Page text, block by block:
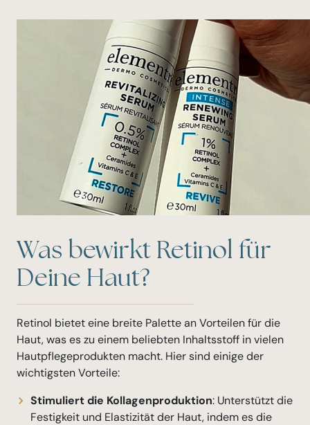
Was bewirkt Retinol für
Deine Haut?
Retinol bietet eine breite Palette an Vorteilen für die
Haut, was es zu einem beliebten Inhaltsstoff in vielen
Hautpflegeprodukten macht. Hier sind einige der
wichtigsten Vorteile:
Stimuliert die Kollagenproduktion: Unterstützt die
Festigkeit und Elastizität der Haut, indem es die